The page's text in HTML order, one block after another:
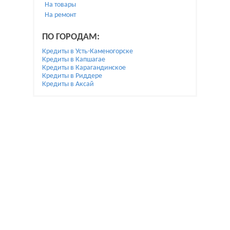
На товары
На ремонт
ПО ГОРОДАМ:
Кредиты в Усть-Каменогорске
Кредиты в Капшагае
Кредиты в Карагандинское
Кредиты в Риддере
Кредиты в Аксай